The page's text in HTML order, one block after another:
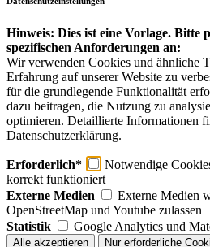
Hinweis: Dies ist eine Vorlage. Bitte
spezifischen Anforderungen an:
Wir verwenden Cookies und ähnliche
Erfahrung auf unserer Website zu
für die grundlegende Funktionalität
dazu beitragen, die Nutzung zu
optimieren. Detaillierte Informationen
Datenschutzerklärung.
Erforderlich*
Notwendige
korrekt funktioniert
Externe Medien
Externe Medien
OpenStreetMap und Youtube zulassen
Statistik
Google Analytics und